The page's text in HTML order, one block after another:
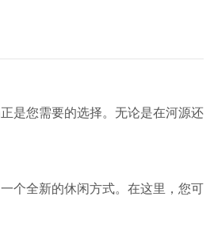
是您需要的选择。无论是在河源还
个全新的休闲方式。在这里，您可